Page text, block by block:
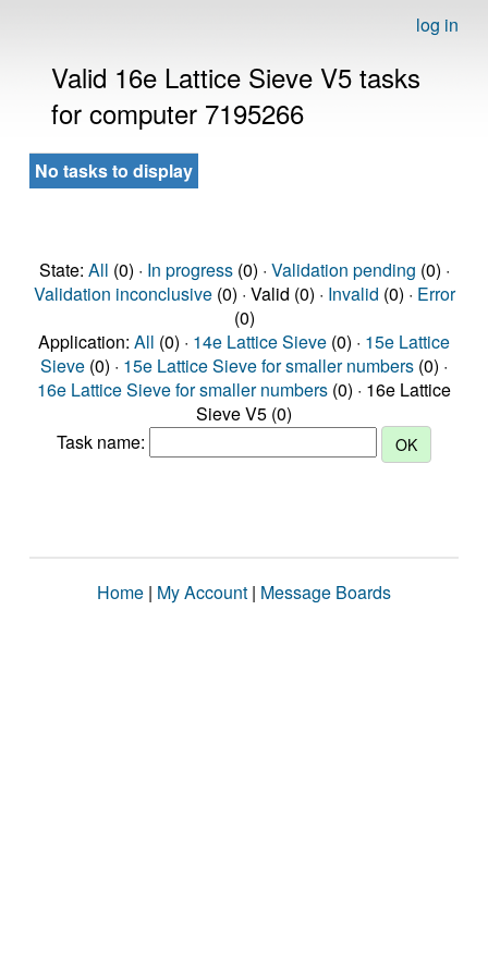
log in
Valid 16e Lattice Sieve V5 tasks
for computer 7195266
No tasks to display
State: All (0) · In progress(0) · Validation pending (0) ·
Validation inconclusive(0) · Valid (0) · Invalid (0) · Error
(0)
Application: All (0) · 14e Lattice Sieve (0) · 15e Lattice
Sieve (0) · 15e Lattice Sieve for smaller numbers (0) ·
16e Lattice Sieve for smaller numbers (0) · 16e Lattice
Sieve V5 (0)
Task name:
Home | My Account | Message Boards